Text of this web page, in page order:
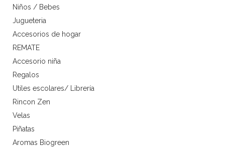
Niños / Bebes
Jugueteria
Accesorios de hogar
REMATE
Accesorio niña
Regalos
Utiles escolares/ Librería
Rincon Zen
Velas
Piñatas
Aromas Biogreen